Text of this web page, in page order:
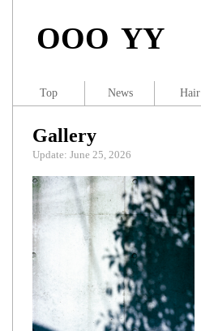
OOO YY
Gallery
Update: June 25, 2026
Top News Hair